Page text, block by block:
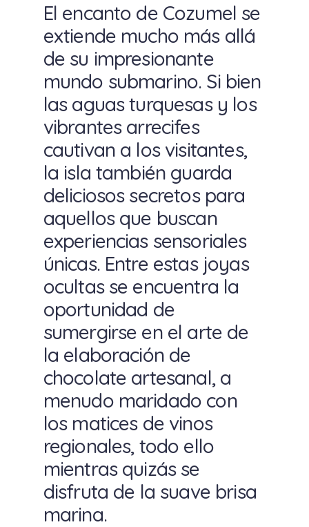
El encanto de Cozumel se
extiende mucho más allá
de su impresionante
mundo submarino. Si bien
las aguas turquesas y los
vibrantes arrecifes
cautivan a los visitantes,
la isla también guarda
deliciosos secretos para
aquellos que buscan
experiencias sensoriales
únicas. Entre estas joyas
ocultas se encuentra la
oportunidad de
sumergirse en el arte de
la elaboración de
chocolate artesanal, a
menudo maridado con
los matices de vinos
regionales, todo ello
mientras quizás se
disfruta de la suave brisa
marina.